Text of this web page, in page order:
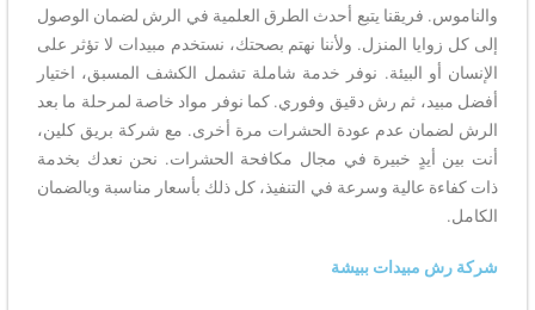
والناموس. فريقنا يتبع أحدث الطرق العلمية في الرش لضمان الوصول
إلى كل زوايا المنزل. ولأننا نهتم بصحتك، نستخدم مبيدات لا تؤثر على
الإنسان أو البيئة. نوفر خدمة شاملة تشمل الكشف المسبق، اختيار
أفضل مبيد، ثم رش دقيق وفوري. كما نوفر مواد خاصة لمرحلة ما بعد
الرش لضمان عدم عودة الحشرات مرة أخرى. مع شركة بريق كلين،
أنت بين أيدٍ خبيرة في مجال مكافحة الحشرات. نحن نعدك بخدمة
ذات كفاءة عالية وسرعة في التنفيذ، كل ذلك بأسعار مناسبة وبالضمان
الكامل.
شركة رش مبيدات ببيشة